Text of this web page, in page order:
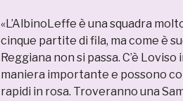
«L’AlbinoLeffe è una squadra
cinque partite di fila, ma come è
Reggiana non si passa. C’è
maniera importante e possono
rapidi in rosa. Troveranno una